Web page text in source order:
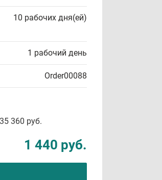
10 рабочих дня(ей)
1 рабочий день
Order00088
360 руб.
1 440 руб.